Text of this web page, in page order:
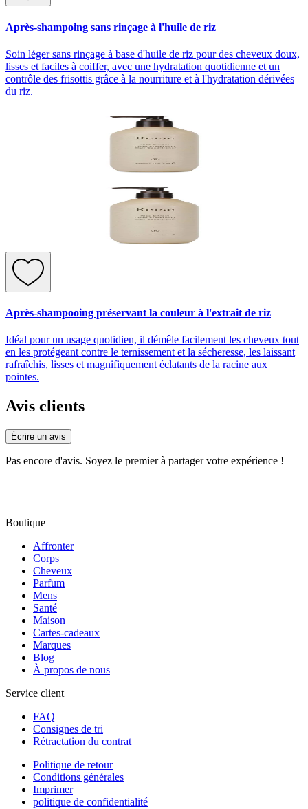
Après-shampoing sans rinçage à l'huile de riz
Soin léger sans rinçage à base d'huile de riz pour des cheveux doux,
lisses et faciles à coiffer, avec une hydratation quotidienne et un
contrôle des frisottis grâce à la nourriture et à l'hydratation dérivées
du riz.
Après-shampooing préservant la couleur à l'extrait de riz
Idéal pour un usage quotidien, il démêle facilement les cheveux tout
en les protégeant contre le ternissement et la sécheresse, les laissant
rafraîchis, lisses et magnifiquement éclatants de la racine aux
pointes.
Avis clients
Écrire un avis
Pas encore d'avis. Soyez le premier à partager votre expérience !
Boutique
Affronter
Corps
Cheveux
Parfum
Mens
Santé
Maison
Cartes-cadeaux
Marques
Blog
À propos de nous
Service client
FAQ
Consignes de tri
Rétractation du contrat
Politique de retour
Conditions générales
Imprimer
politique de confidentialité